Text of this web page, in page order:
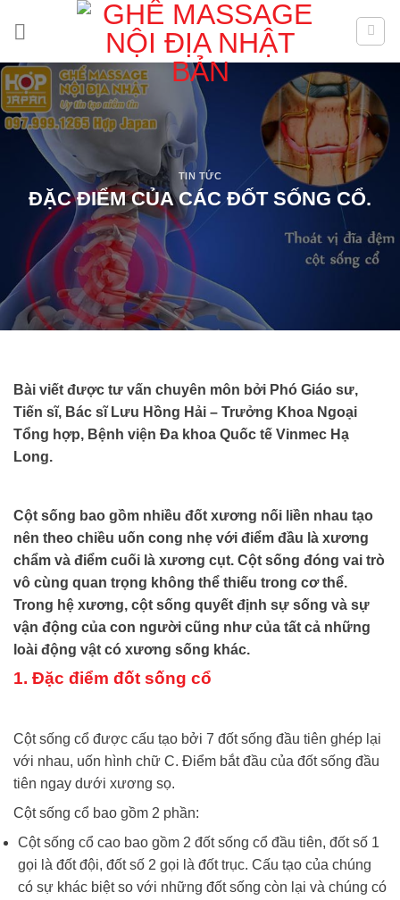
TIN TỨC
ĐẶC ĐIỂM CỦA CÁC ĐỐT SỐNG CỔ.
Bài viết được tư vấn chuyên môn bởi Phó Giáo sư,
Tiến sĩ, Bác sĩ Lưu Hồng Hải – Trưởng Khoa Ngoại
Tổng hợp, Bệnh viện Đa khoa Quốc tế Vinmec Hạ
Long.
Cột sống bao gồm nhiều đốt xương nối liền nhau tạo
nên theo chiều uốn cong nhẹ với điểm đầu là xương
chẩm và điểm cuối là xương cụt. Cột sống đóng vai trò
vô cùng quan trọng không thể thiếu trong cơ thể.
Trong hệ xương, cột sống quyết định sự sống và sự
vận động của con người cũng như của tất cả những
loài động vật có xương sống khác.
1. Đặc điểm đốt sống cổ
Cột sống cổ được cấu tạo bởi 7 đốt sống đầu tiên ghép lại
với nhau, uốn hình chữ C. Điểm bắt đầu của đốt sống đầu
tiên ngay dưới xương sọ.
Cột sống cổ bao gồm 2 phần:
Cột sống cổ cao bao gồm 2 đốt sống cổ đầu tiên, đốt số 1
gọi là đốt đội, đốt số 2 gọi là đốt trục. Cấu tạo của chúng
có sự khác biệt so với những đốt sống còn lại và chúng có